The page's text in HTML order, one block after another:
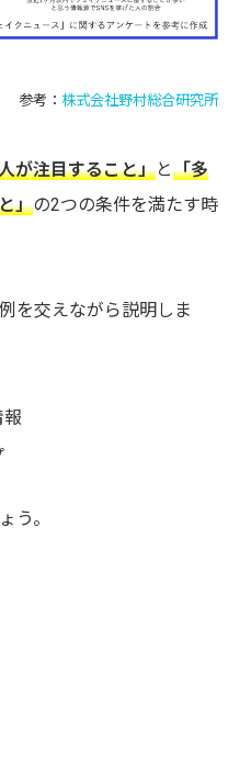
参考： 株式会社野村総合研究所
が注目すること」と「多
」の2つの条件を満たす時
を交えながら説明しま
報
う。